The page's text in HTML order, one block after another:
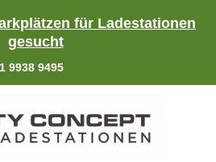
für Ladestationen
gesucht
9938 9495